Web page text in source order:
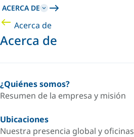
ACERCA DE
Acerca de
Acerca de
¿Quiénes somos?
Resumen de la empresa y misión
Ubicaciones
Nuestra presencia global y oficinas